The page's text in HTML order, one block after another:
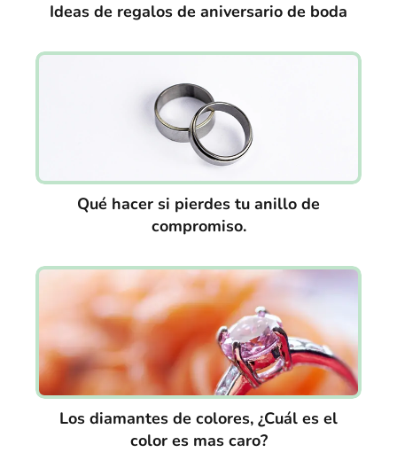
Ideas de regalos de aniversario de boda
Qué hacer si pierdes tu anillo de
compromiso.
Los diamantes de colores, ¿Cuál es el
color es mas caro?